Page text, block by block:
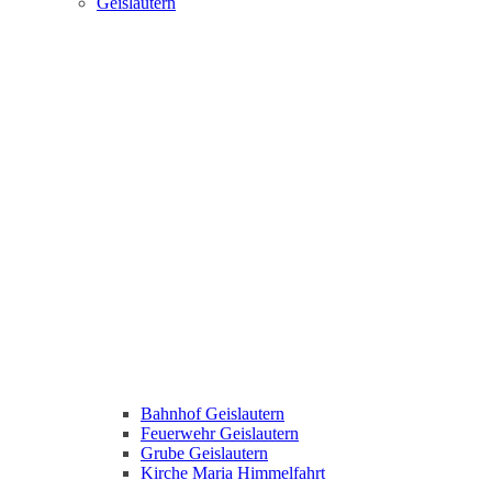
Bahnhof Geislautern
Feuerwehr Geislautern
Grube Geislautern
Kirche Maria Himmelfahrt